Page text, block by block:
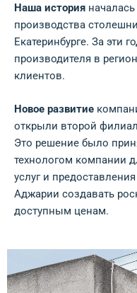
Наша история
производства
Екатеринбурге. За эти
производителя в
клиентов.
Новое развитие
открыли второй
Это решение было
технологом компании
услуг и
Аджарии создавать
доступным ценам.